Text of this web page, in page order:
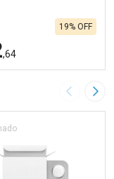
,64
19% OFF
Imagem